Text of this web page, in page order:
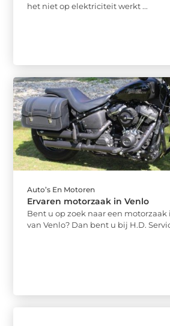
het niet op elektriciteit werkt ...
Auto’s En Motoren
Ervaren motorzaak in Venlo
Bent u op zoek naar een
van Venlo? Dan bent u bij H.D.